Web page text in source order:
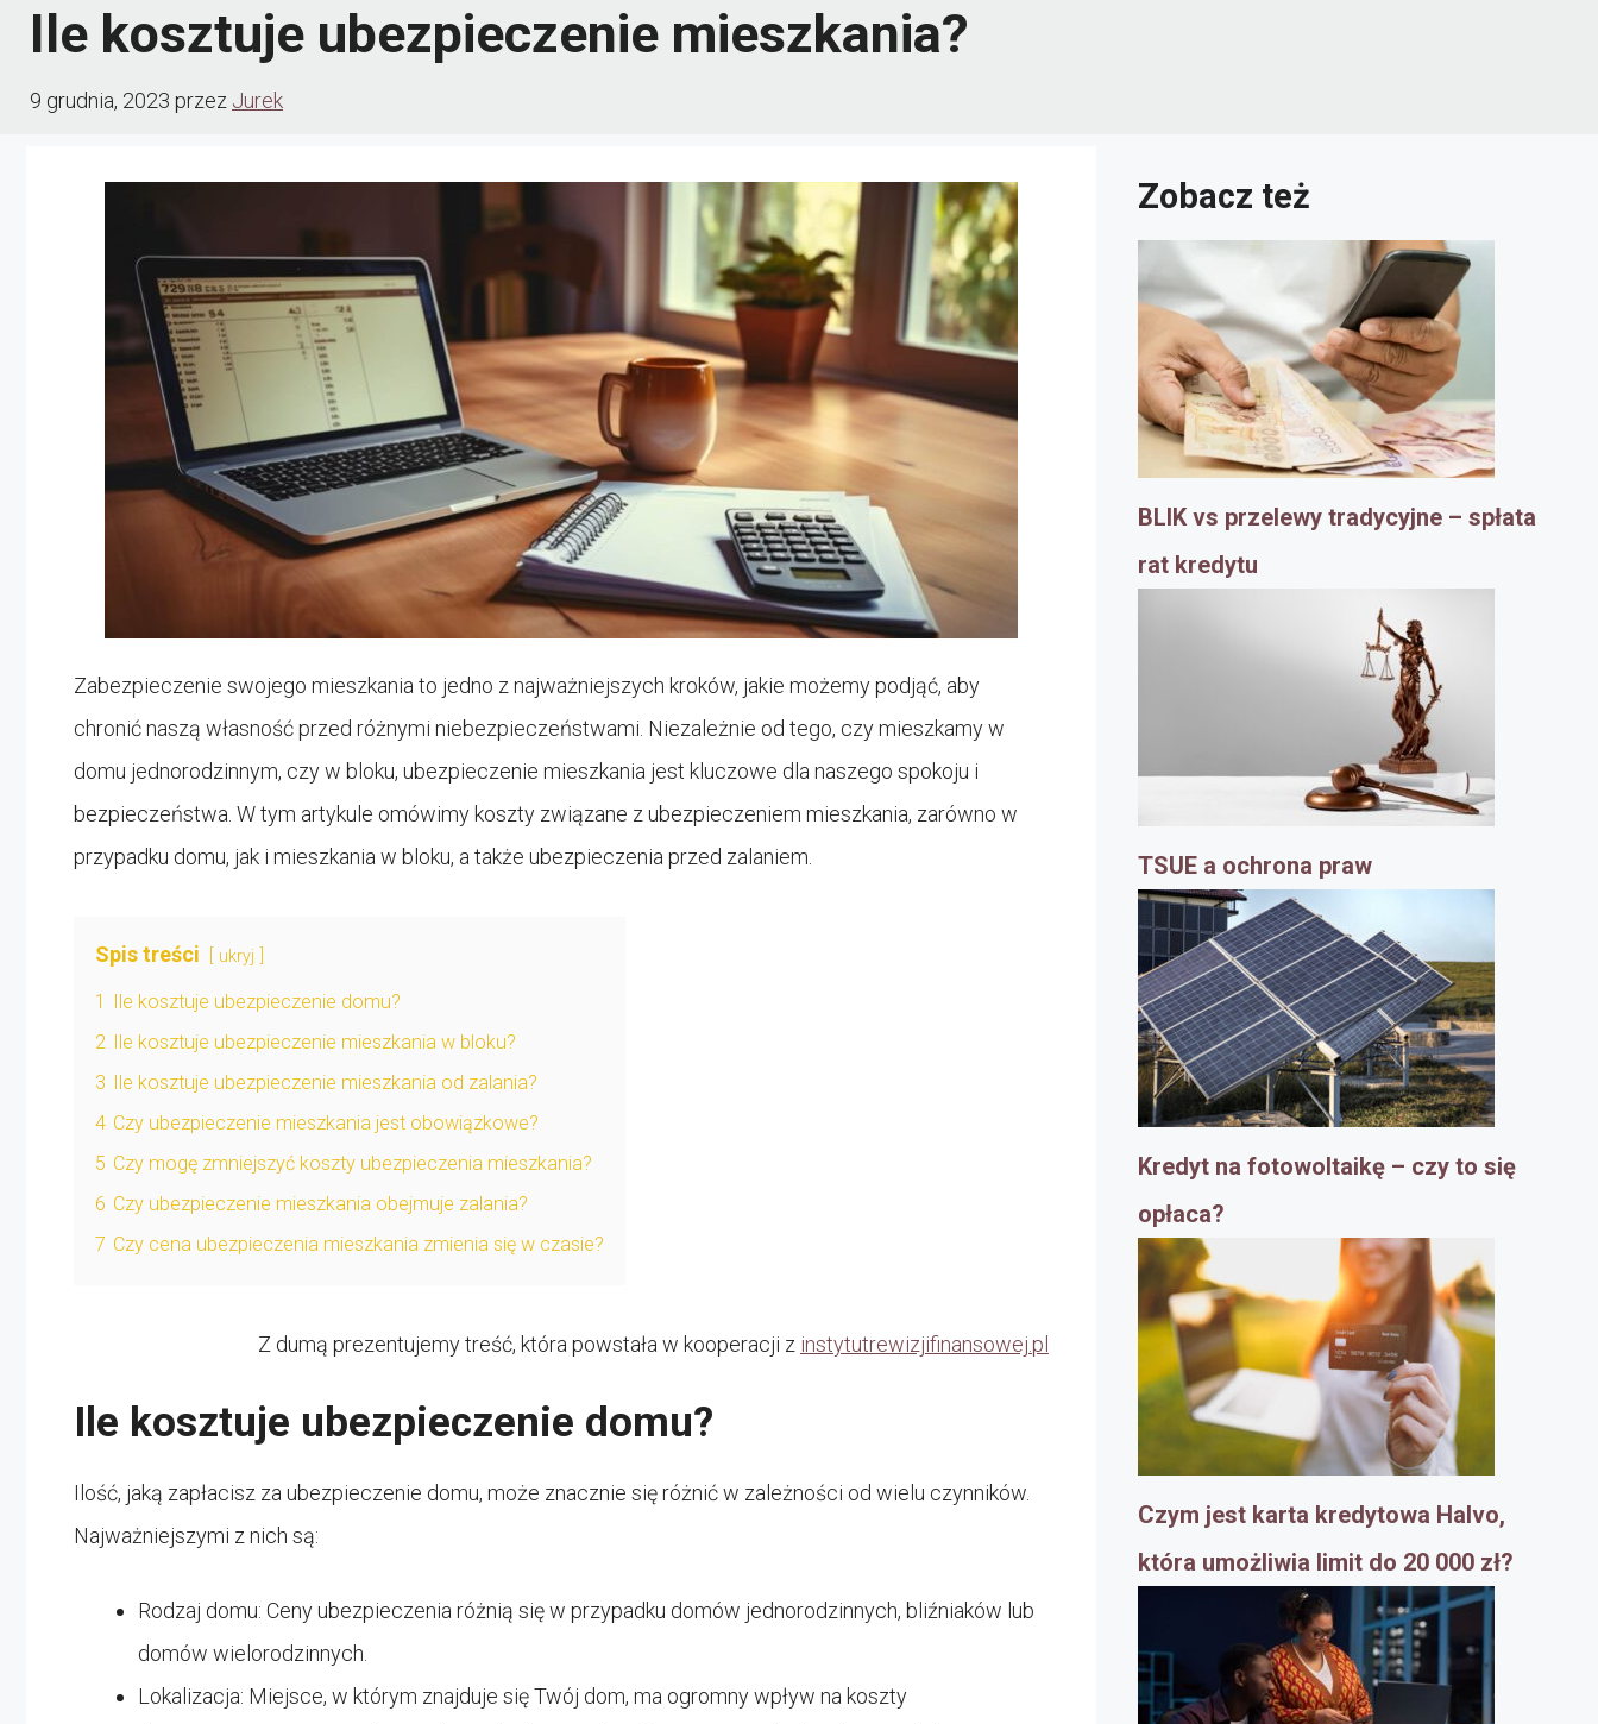
Ile kosztuje ubezpieczenie mieszkania?
9 grudnia, 2023 przez Jurek
Zabezpieczenie swojego mieszkania to jedno z najważniejszych kroków, jakie możemy podjąć, aby
chronić naszą własność przed różnymi niebezpieczeństwami. Niezależnie od tego, czy mieszkamy w
domu jednorodzinnym, czy w bloku, ubezpieczenie mieszkania jest kluczowe dla naszego spokoju i
bezpieczeństwa. W tym artykule omówimy koszty związane z ubezpieczeniem mieszkania, zarówno w
przypadku domu, jak i mieszkania w bloku, a także ubezpieczenia przed zalaniem.
Spis treści ukryj
1
Ile kosztuje ubezpieczenie domu?
2 Ile kosztuje ubezpieczenie mieszkania w bloku?
3 Ile kosztuje ubezpieczenie mieszkania od zalania?
4 Czy ubezpieczenie mieszkania jest obowiązkowe?
5 Czy mogę zmniejszyć koszty ubezpieczenia mieszkania?
6 Czy ubezpieczenie mieszkania obejmuje zalania?
7 Czy cena ubezpieczenia mieszkania zmienia się w czasie?
Z dumą prezentujemy treść, która powstała w kooperacji z instytutrewizjifinansowej.pl
Ile kosztuje ubezpieczenie domu?
Ilość, jaką zapłacisz za ubezpieczenie domu, może znacznie się różnić w zależności od wielu czynników.
Najważniejszymi z nich są:
Rodzaj domu: Ceny ubezpieczenia różnią się w przypadku domów jednorodzinnych, bliźniaków lub
domów wielorodzinnych.
Lokalizacja: Miejsce, w którym znajduje się Twój dom, ma ogromny wpływ na koszty
Zobacz też
BLIK vs przelewy tradycyjne – spłata
rat kredytu
TSUE a ochrona praw
Kredyt na fotowoltaikę – czy to się
opłaca?
Czym jest karta kredytowa Halvo,
która umożliwia limit do 20 000 zł?